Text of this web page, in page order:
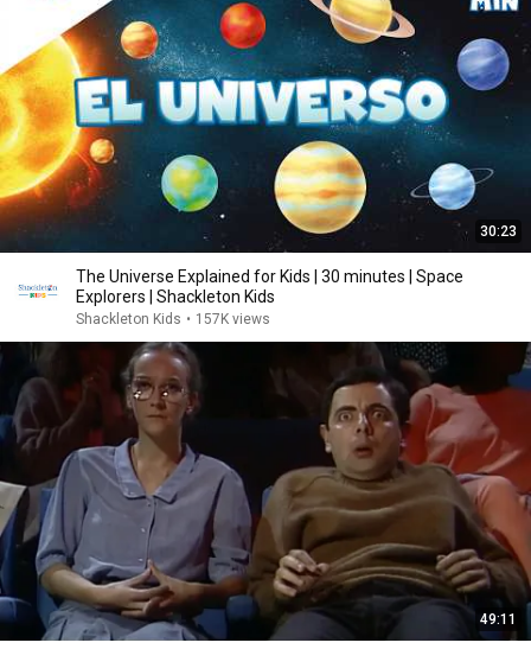
30:23
The Universe Explained for Kids | 30 minutes | Space
Explorers | Shackleton Kids
Shackleton Kids • 157K views
49:11